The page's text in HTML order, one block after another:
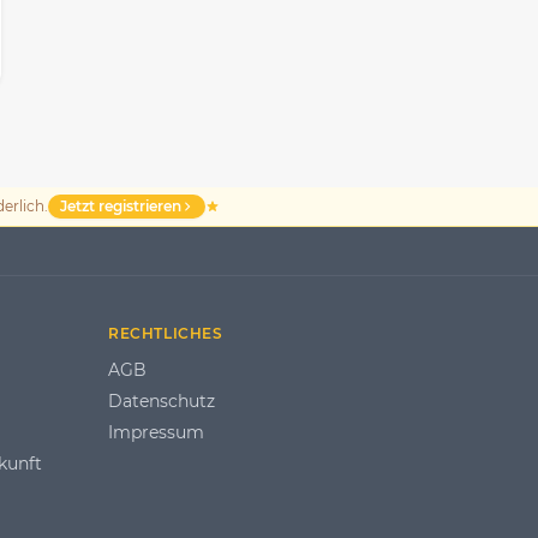
Jetzt registrieren
RECHTLICHES
AGB
Datenschutz
Impressum